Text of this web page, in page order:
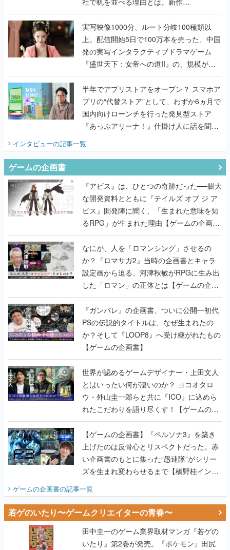
『TATSUJIN EXTREME』で初タッグを組
んだレジェンド2人に訊く開発秘話
実写映像1000分、ルート分岐100種類以
上。配信開始5日で100万本を売った、中国
発の実写インタラクティブドラマゲーム
『盛世天下：女帝への道II』の、規模が違
うこだわりをプロデューサーに聞いた
半年でアプリストアをオープン？ スマホア
プリの“代替ストア”として、わずか6ヵ月で
国内向けローンチを行った発見型ストア
『あっぷアリーナ！』仕掛け人に話を聞い
てみた
インタビューの記事一覧
ゲームの企画書
『アビス』は、ひとつの奇跡だった──膨大
な開発資料とともに『テイルズ オブ ジ ア
ビス』開発陣に聞く、「生まれた意味を知
るRPG」が生まれた理由【ゲームの企画
書】
なにが、人を「ロマンシング」させるの
か？『ロマサガ2』当時の企画書とキャラ
設定画から迫る、河津秋敏がRPGに生み出
した「ロマン」の正体とは【ゲームの企画
書】
『ガンパレ』の企画書、ついに公開━初代
PSの伝説的タイトルは、なぜ生まれたの
か？そして『LOOP8』へ受け継がれたもの
【ゲームの企画書】
世界が認めるゲームデザイナー・上田文人
とはいったい何が凄いのか？ ヨコオタロ
ウ・外山圭一郎らと共に『ICO』に込めら
れたこだわりを語り尽くす！【ゲームの企
画書】
【ゲームの企画書】『ペルソナ3』を築き
上げたのは反骨心とリスペクトだった。赤
い企画書のもとに集った“愚連隊”がシリー
ズを生まれ変わらせるまで【橋野桂インタ
ビュー】
ゲームの企画書の記事一覧
若ゲのいたり〜ゲームクリエイターの青春〜
田中圭一のゲーム業界取材マンガ『若ゲの
いたり』第2巻が発売。『ポケモン』田尻